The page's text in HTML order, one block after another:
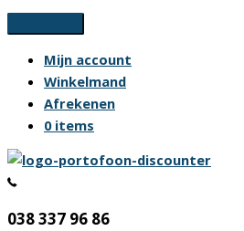
Ga
naar
inhoud
Mijn account
Winkelmand
Afrekenen
0 items
038 337 96 86